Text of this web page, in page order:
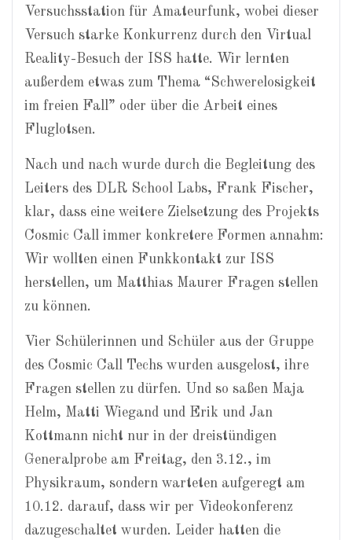
Versuchsstation für Amateurfunk, wobei dieser
Versuch starke Konkurrenz durch den Virtual
Reality-Besuch der ISS hatte. Wir lernten
außerdem etwas zum Thema “Schwerelosigkeit
im freien Fall” oder über die Arbeit eines
Fluglotsen.
Nach und nach wurde durch die Begleitung des
Leiters des DLR School Labs, Frank Fischer,
klar, dass eine weitere Zielsetzung des Projekts
Cosmic Call immer konkretere Formen annahm:
Wir wollten einen Funkkontakt zur ISS
herstellen, um Matthias Maurer Fragen stellen
zu können.
Vier Schülerinnen und Schüler aus der Gruppe
des Cosmic Call Techs wurden ausgelost, ihre
Fragen stellen zu dürfen. Und so saßen Maja
Helm, Matti Wiegand und Erik und Jan
Kottmann nicht nur in der dreistündigen
Generalprobe am Freitag, den 3.12., im
Physikraum, sondern warteten aufgeregt am
10.12. darauf, dass wir per Videokonferenz
dazugeschaltet wurden. Leider hatten die